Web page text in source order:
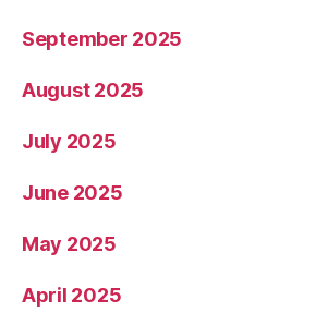
September 2025
August 2025
July 2025
June 2025
May 2025
April 2025